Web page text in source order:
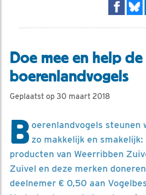
Doe mee en help de
boerenlandvogels
Geplaatst op 30 maart 2018
B oerenlandvogels steunen
zo makkelijk en smakelijk:
producten van Weerribben
Zuivel en deze merken
deelnemer € 0,50 aan